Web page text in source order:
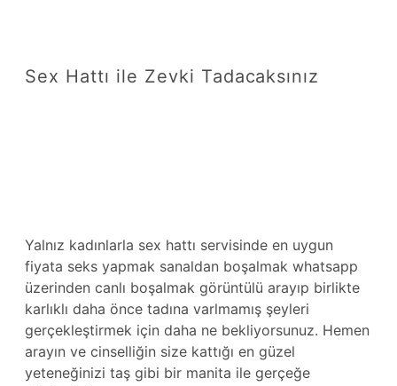
Sex Hattı ile Zevki Tadacaksınız
Yalnız kadınlarla sex hattı servisinde en uygun
fiyata seks yapmak sanaldan boşalmak whatsapp
üzerinden canlı boşalmak görüntülü arayıp birlikte
karlıklı daha önce tadına varlmamış şeyleri
gerçekleştirmek için daha ne bekliyorsunuz. Hemen
arayın ve cinselliğin size kattığı en güzel
yeteneğinizi taş gibi bir manita ile gerçeğe